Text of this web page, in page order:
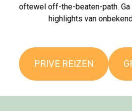
oftewel off-the-beaten-path. Ga
highlights van
PRIVE REIZEN